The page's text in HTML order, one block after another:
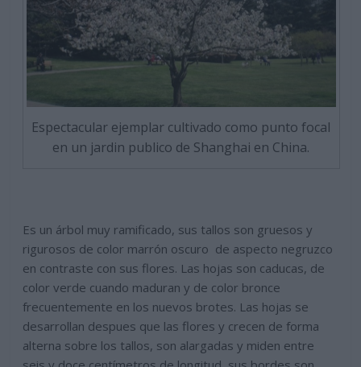
Espectacular ejemplar cultivado como punto focal
en un jardin publico de Shanghai en China.
Es un árbol muy ramificado, sus tallos son gruesos y
rigurosos de color marrón oscuro de aspecto negruzco
en contraste con sus flores. Las hojas son caducas, de
color verde cuando maduran y de color bronce
frecuentemente en los nuevos brotes. Las hojas se
desarrollan despues que las flores y crecen de forma
alterna sobre los tallos, son alargadas y miden entre